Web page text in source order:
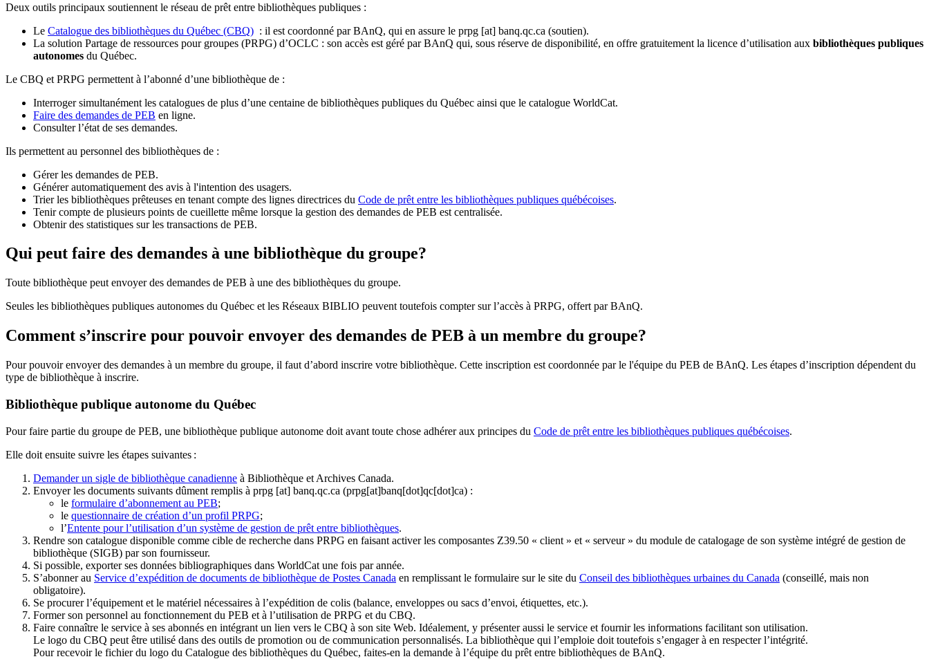
Deux outils principaux soutiennent le réseau de prêt entre bibliothèques publiques :
Le Catalogue des bibliothèques du Québec (CBQ) : il est coordonné par BAnQ, qui en assure le prpg [at] banq.qc.ca (soutien).
La solution Partage de ressources pour groupes (PRPG) d’OCLC : son accès est géré par BAnQ qui, sous réserve de disponibilité, en offre gratuitement la licence d’utilisation aux bibliothèques publiques
autonomes du Québec.
Le CBQ et PRPG permettent à l’abonné d’une bibliothèque de :
Interroger simultanément les catalogues de plus d’une centaine de bibliothèques publiques du Québec ainsi que le catalogue WorldCat.
Faire des demandes de PEB en ligne.
Consulter l’état de ses demandes.
Ils permettent au personnel des bibliothèques de :
Gérer les demandes de PEB.
Générer automatiquement des avis à l'intention des usagers.
Trier les bibliothèques prêteuses en tenant compte des lignes directrices du Code de prêt entre les bibliothèques publiques québécoises.
Tenir compte de plusieurs points de cueillette même lorsque la gestion des demandes de PEB est centralisée.
Obtenir des statistiques sur les transactions de PEB.
Qui peut faire des demandes à une bibliothèque du groupe?
Toute bibliothèque peut envoyer des demandes de PEB à une des bibliothèques du groupe.
Seules les bibliothèques publiques autonomes du Québec et les Réseaux BIBLIO peuvent toutefois compter sur l’accès à PRPG, offert par BAnQ.
Comment s’inscrire pour pouvoir envoyer des demandes de PEB à un membre du groupe?
Pour pouvoir envoyer des demandes à un membre du groupe, il faut d’abord inscrire votre bibliothèque. Cette inscription est coordonnée par le l'équipe du PEB de BAnQ. Les étapes d’inscription dépendent du
type de bibliothèque à inscrire.
Bibliothèque publique autonome du Québec
Pour faire partie du groupe de PEB, une bibliothèque publique autonome doit avant toute chose adhérer aux principes du Code de prêt entre les bibliothèques publiques québécoises.
Elle doit ensuite suivre les étapes suivantes :
Demander un sigle de bibliothèque canadienne à Bibliothèque et Archives Canada.
Envoyer les documents suivants dûment remplis à prpg [at] banq.qc.ca (prpg[at]banq[dot]qc[dot]ca) :
le formulaire d’abonnement au PEB;
le questionnaire de création d’un profil PRPG;
l’Entente pour l’utilisation d’un système de gestion de prêt entre bibliothèques.
Rendre son catalogue disponible comme cible de recherche dans PRPG en faisant activer les composantes Z39.50 « client » et « serveur » du module de catalogage de son système intégré de gestion de
bibliothèque (SIGB) par son fournisseur.
Si possible, exporter ses données bibliographiques dans WorldCat une fois par année.
S’abonner au Service d’expédition de documents de bibliothèque de Postes Canada en remplissant le formulaire sur le site du Conseil des bibliothèques urbaines du Canada (conseillé, mais non
obligatoire).
Se procurer l’équipement et le matériel nécessaires à l’expédition de colis (balance, enveloppes ou sacs d’envoi, étiquettes, etc.).
Former son personnel au fonctionnement du PEB et à l’utilisation de PRPG et du CBQ.
Faire connaître le service à ses abonnés en intégrant un lien vers le CBQ à son site Web. Idéalement, y présenter aussi le service et fournir les informations facilitant son utilisation.
Le logo du CBQ peut être utilisé dans des outils de promotion ou de communication personnalisés. La bibliothèque qui l’emploie doit toutefois s’engager à en respecter l’intégrité.
Pour recevoir le fichier du logo du Catalogue des bibliothèques du Québec, faites-en la demande à l’équipe du prêt entre bibliothèques de BAnQ.